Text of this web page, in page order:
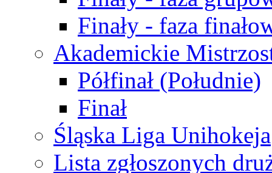
Finały - faza
Akademickie
Półfinał (Południe)
Finał
Śląska Liga Unihokeja
Lista zgłoszonych